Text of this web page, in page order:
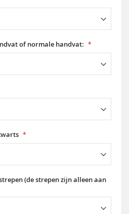
of normale handvat:
(de strepen zijn alleen aan